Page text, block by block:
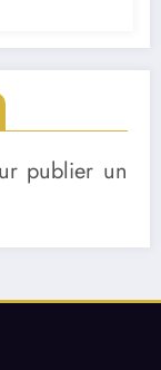
publier un